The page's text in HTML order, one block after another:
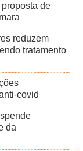
de
reduzem
tratamento
covid
da